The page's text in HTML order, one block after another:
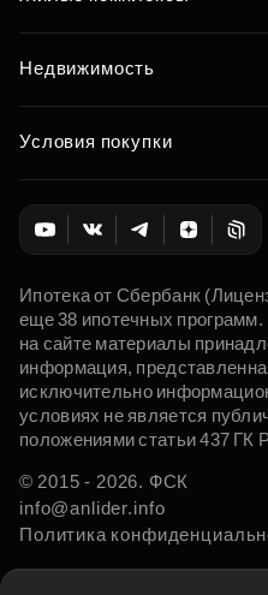
Недвижимость
Условия покупки
Ипотека от Сбербанк
еще 38 ипотечных
на сайте материалы
информация,
исключительно
условиях не является
положениями статьи 437 ГК
© 2015 - 2026. ФСК
info@anlider.info
Политика